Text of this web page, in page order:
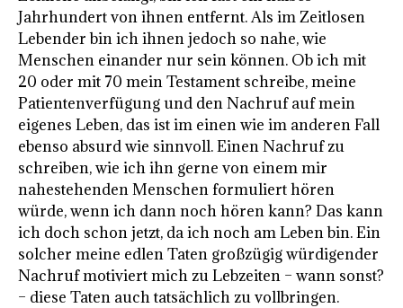
Jahrhundert von ihnen entfernt. Als im Zeitlosen
Lebender bin ich ihnen jedoch so nahe, wie
Menschen einander nur sein können. Ob ich mit
20 oder mit 70 mein Testament schreibe, meine
Patientenverfügung und den Nachruf auf mein
eigenes Leben, das ist im einen wie im anderen Fall
ebenso absurd wie sinnvoll.Einen Nachruf zu
schreiben, wie ich ihn gerne von einem mir
nahestehenden Menschen formuliert hören
würde, wenn ich dann noch hören kann? Das kann
ich doch schon jetzt, da ich noch am Leben bin. Ein
solcher meine edlen Taten großzügig würdigender
Nachruf motiviert mich zu Lebzeiten – wann sonst?
– diese Taten auch tatsächlich zu vollbringen.